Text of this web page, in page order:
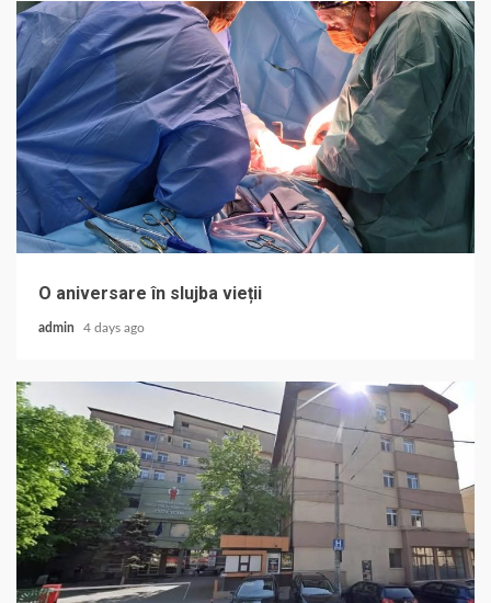
O aniversare în slujba vieții
admin 4 days ago